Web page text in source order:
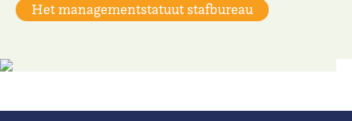
Het managementstatuut stafbureau